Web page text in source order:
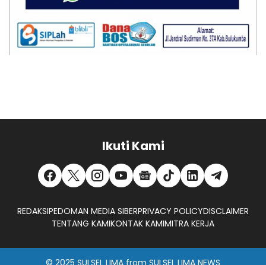
Ikuti Kami
REDAKSIPEDOMAN MEDIA SIBERPRIVACY POLICYDISCLAIMER
TENTANG KAMIKONTAK KAMIMITRA KERJA
© 2025 SULSEL LIMA from SULSEL LIMA NEWS